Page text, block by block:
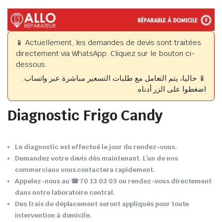
📱 Actuellement, les demandes de devis sont traitées
directement via WhatsApp. Cliquez sur le bouton ci-
dessous.
📱 حاليا، يتم التعامل مع طلبات التسعير مباشرة عبر واتساب.
اضغطوا على الزر أدناه.
Diagnostic Frigo Candy
Le diagnostic est effectué le jour du rendez-vous.
Demandez votre devis dès maintenant. L’un de nos
commerciaux vous contactera rapidement.
Appelez-nous au ☎ 70 13 03 03 ou rendez-vous directement
dans notre laboratoire central.
Des frais de déplacement seront appliqués pour toute
intervention à domicile.